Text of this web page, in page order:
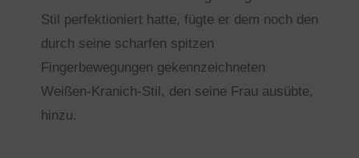
Stil perfektioniert hatte, fügte er dem noch den
durch seine scharfen spitzen
Fingerbewegungen gekennzeichneten
Weißen-Kranich-Stil, den seine Frau ausübte,
hinzu.